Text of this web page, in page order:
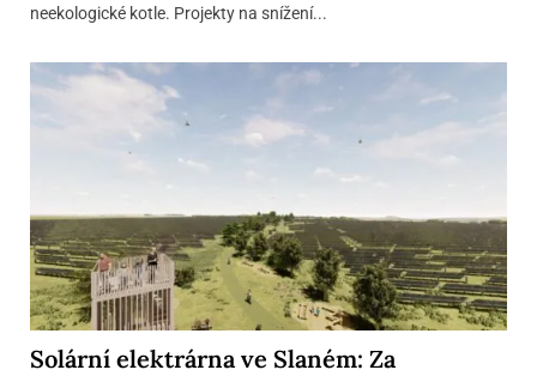
neekologické kotle. Projekty na snížení...
Solární elektrárna ve Slaném: Za